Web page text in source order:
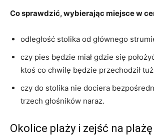
Co sprawdzić, wybierając miejsce w
odległość stolika od głównego
czy pies będzie miał gdzie się
ktoś co chwilę będzie przechodził
czy do stolika nie dociera
trzech głośników naraz.
Okolice plaży i zejść na plażę